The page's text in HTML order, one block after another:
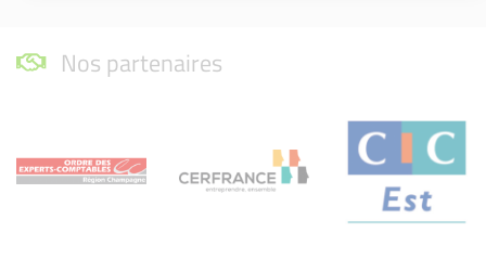
Nos partenaires